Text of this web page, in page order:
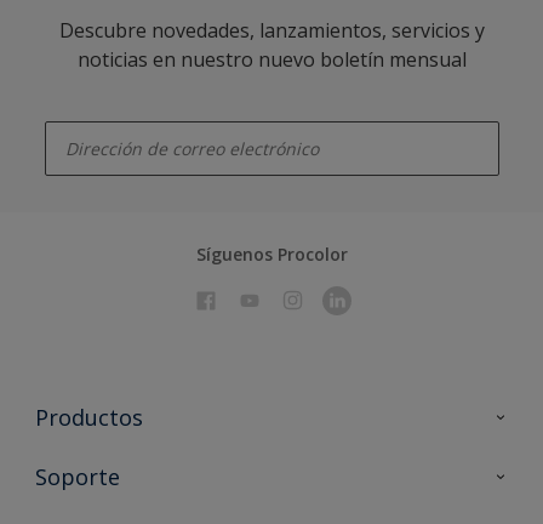
Descubre novedades, lanzamientos, servicios y
noticias en nuestro nuevo boletín mensual
Síguenos Procolor
Productos
Todos los productos
Soporte